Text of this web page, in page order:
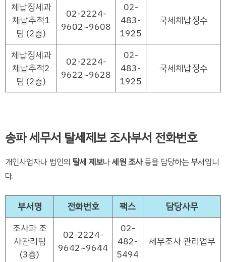
체납징세과
체납추적1
팀 (2층)
02-2224-
9602~9608
02-
483-
1925
국세체납징수
체납징세과
체납추적2
팀 (2층)
02-2224-
9622~9628
02-
483-
1925
국세체납징수
송파 세무서 탈세제보 조사부서 전화번호
개인사업자나 법인의 탈세 제보나세원 조사등을 담당하는 부서입니
다.
부서명 전화번호 팩스
담당사무
조사과 조
사관리팀
(3층)
02-2224-
9642~9644
02-
482-
5494
세무조사 관리업무